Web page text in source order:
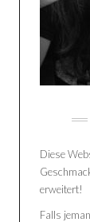
Diese
erweitert!
Falls